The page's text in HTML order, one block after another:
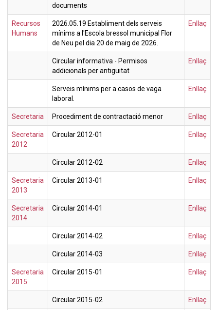
documents
Recursos
Humans
2026.05.19 Establiment dels serveis
mínims a l'Escola bressol municipal Flor
de Neu pel dia 20 de maig de 2026.
Enllaç
Circular informativa - Permisos
addicionals per antiguitat
Enllaç
Serveis mínims per a casos de vaga
laboral.
Enllaç
Secretaria Procediment de contractació menor Enllaç
Secretaria
2012
Circular 2012-01 Enllaç
Circular 2012-02 Enllaç
Secretaria
2013
Circular 2013-01 Enllaç
Secretaria
2014
Circular 2014-01 Enllaç
Circular 2014-02 Enllaç
Circular 2014-03 Enllaç
Secretaria
2015
Circular 2015-01 Enllaç
Circular 2015-02 Enllaç